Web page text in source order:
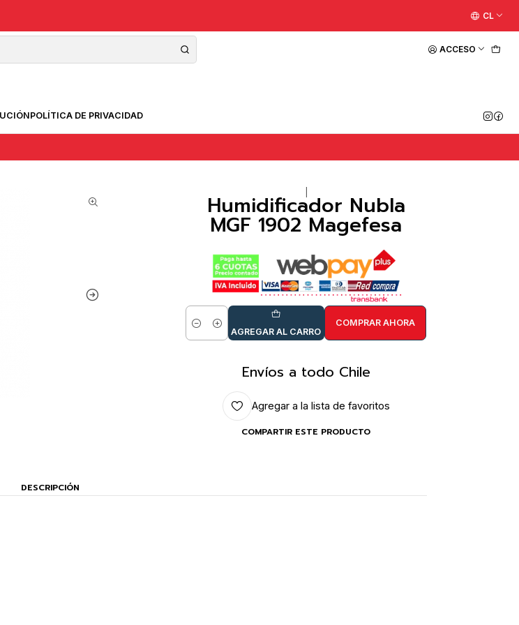
ACCESO
POLÍTICA DE PRIVACIDAD
CL
Humidificador Nubla
MGF 1902 Magefesa
Cantidad AGREGAR AL CARRO
COMPRAR AHORA
Envíos a todo Chile
Agregar a la lista de favoritos
COMPARTIR ESTE PRODUCTO
DESCRIPCIÓN